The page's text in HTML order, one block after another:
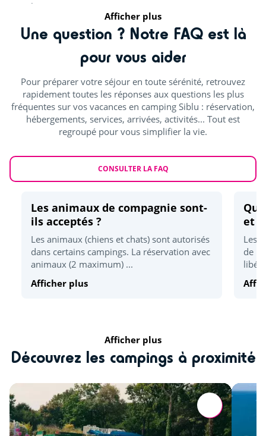
Pêche
Activités sportives
Accrobranche
Golf <10km
Karting <15km
Détente et bien être
Plage la plus proche
Afficher plus
Une question ? Notre FAQ est là
pour vous aider
Pour préparer votre séjour en toute sérénité, retrouvez
rapidement toutes les réponses aux questions les plus
fréquentes sur vos vacances en camping Siblu : réservation,
hébergements, services, arrivées, activités... Tout est
regroupé pour vous simplifier la vie.
CONSULTER LA FAQ
Les animaux de compagnie sont-
ils acceptés ?
Les animaux (chiens et chats) sont autorisés
dans certains campings. La réservation avec
animaux (2 maximum) ...
Afficher plus
et
Les
de
Afficher plus
Découvrez les campings à proximité